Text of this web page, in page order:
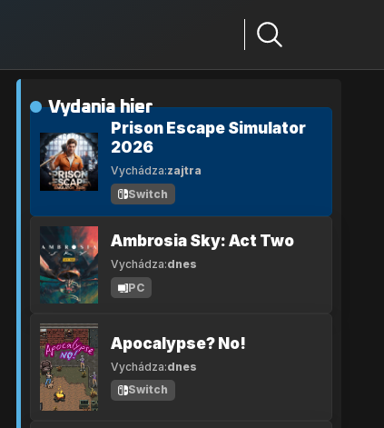
Vydania hier
Prison Escape Simulator
2026
Vychádza:zajtra
Switch
Ambrosia Sky: Act Two
Vychádza:dnes
PC
Apocalypse? No!
Vychádza:dnes
Switch